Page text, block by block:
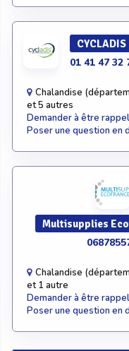
CYCLADIS
01 41 47 32
Chalandise
et 5 autres
Demander à être
Poser une question en
Multisupplies
Chalandise
et 1 autre
Demander à être
Poser une question en